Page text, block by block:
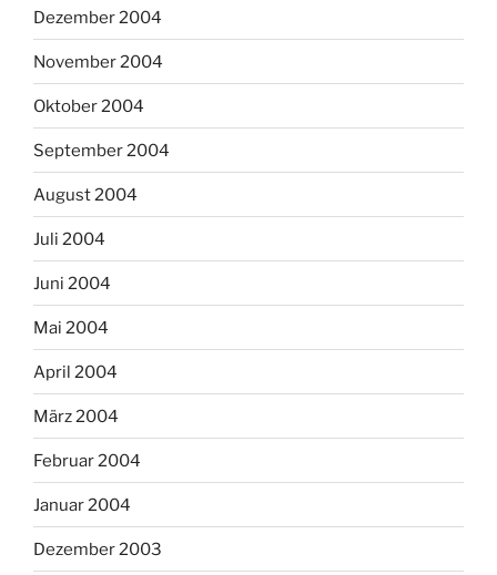
Dezember 2004
November 2004
Oktober 2004
September 2004
August 2004
Juli 2004
Juni 2004
Mai 2004
April 2004
März 2004
Februar 2004
Januar 2004
Dezember 2003